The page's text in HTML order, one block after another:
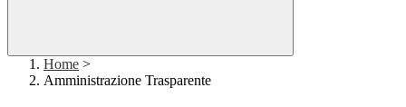
Home >
Amministrazione Trasparente